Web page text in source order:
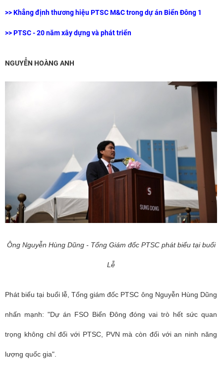
>> Khẳng định thương hiệu PTSC M&C trong dự án Biển Đông 1
>>PTSC - 20 năm xây dựng và phát triển
NGUYỄN HOÀNG ANH
Ông Nguyễn Hùng Dũng - Tổng Giám đốc PTSC phát biểu tại buổi
Lễ
Phát biểu tại buổi lễ, Tổng giám đốc PTSC ông Nguyễn Hùng Dũng
nhấn mạnh: "Dự án FSO Biển Đông đóng vai trò hết sức quan
trọng không chỉ đối với PTSC, PVN mà còn đối với an ninh năng
lượng quốc gia".